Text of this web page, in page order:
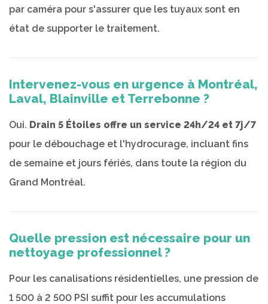
par caméra pour s'assurer que les tuyaux sont en
état de supporter le traitement.
Intervenez-vous en urgence à Montréal,
Laval, Blainville et Terrebonne ?
Oui. Drain 5 Étoiles offre un service 24h/24 et 7j/7
pour le débouchage et l'hydrocurage, incluant fins
de semaine et jours fériés, dans toute la région du
Grand Montréal.
Quelle pression est nécessaire pour un
nettoyage professionnel ?
Pour les canalisations résidentielles, une pression de
1 500 à 2 500 PSI suffit pour les accumulations